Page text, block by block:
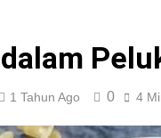
6 Hari Ago
1 Tahun Ago 0 4